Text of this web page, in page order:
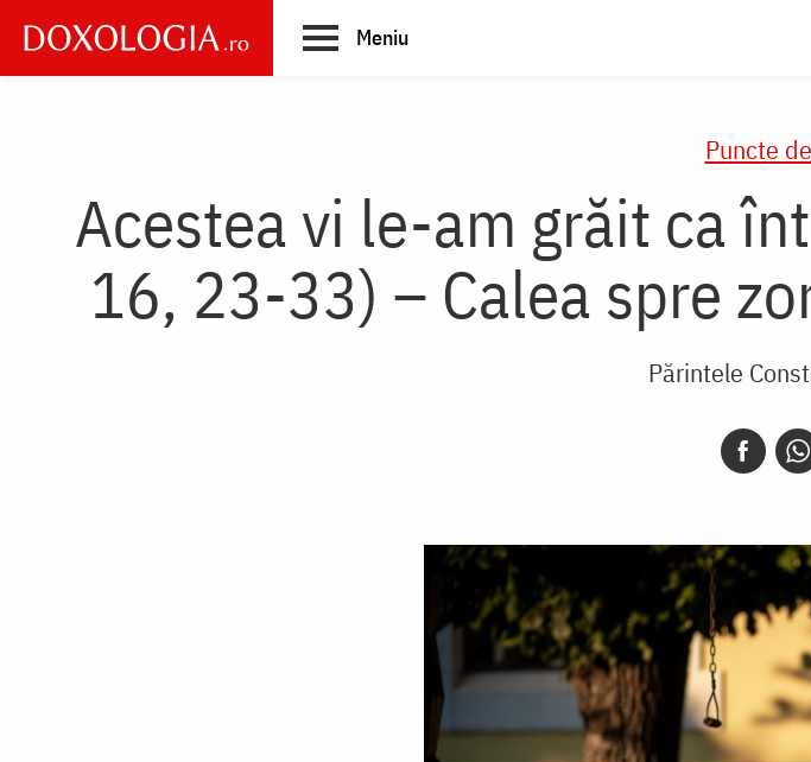
main
Meniu
Puncte
Acestea vi le-am grăit ca
16, 23-33) – Calea spre
Părintele